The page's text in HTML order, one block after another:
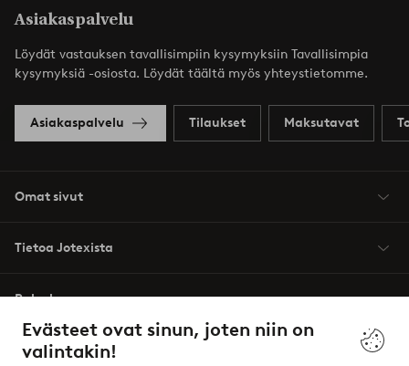
Evästeet ovat sinun, joten niin on
valintakin!
Asiakaspalvelu
Löydät vastauksen tavallisimpiin kysymyksiin Tavallisimpia
kysymyksiä -osiosta. Löydät täältä myös yhteystietomme.
Asiakaspalvelu Tilaukset Maksutavat
Omat sivut
Tietoa Jotexista
Palvelumme
Ehdot